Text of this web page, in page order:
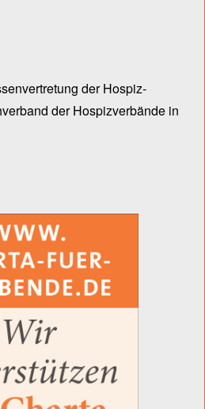
der Hospiz­
der Hospiz­verbände in